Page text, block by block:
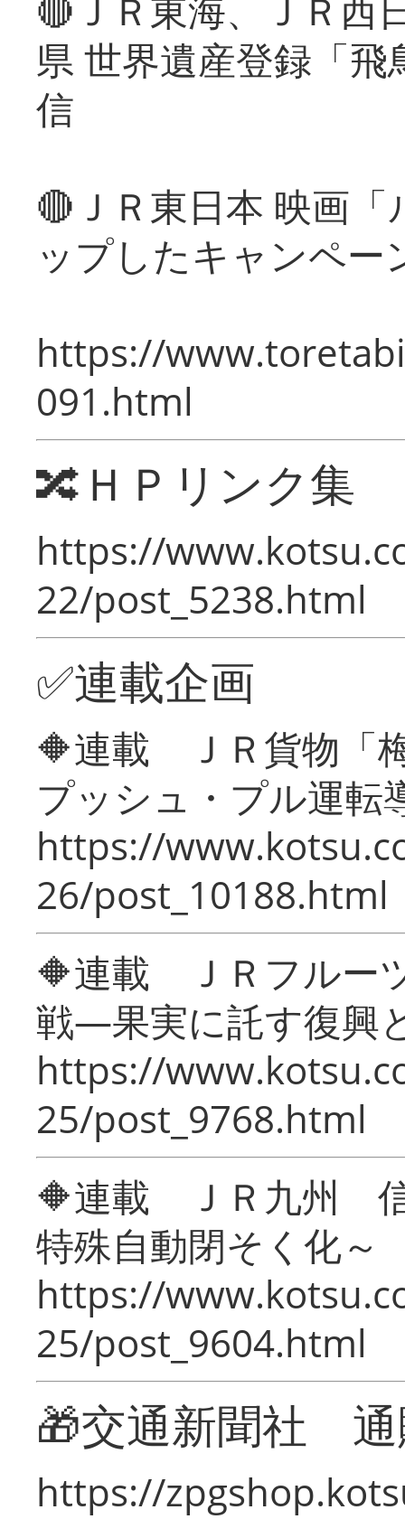
🔴ＪＲ東海、ＪＲ西
県 世界遺産登録「
信
🔴ＪＲ東日本 映画
ップしたキャンペー
https://
091.html
🔀ＨＰリンク集
https://
22/post_5238.html
✅連載企画
🔶連載 ＪＲ貨物「
プッシュ・プル運転
https://
26/post_10188.html
🔶連載 ＪＲフルー
戦―果実に託す復興
https://
25/post_9768.html
🔶連載 ＪＲ九州 信
特殊自動閉そく化～
https://
25/post_9604.html
🎁交通新聞社
https://